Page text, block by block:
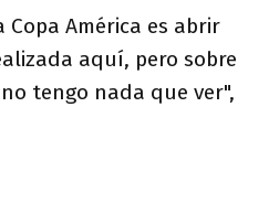
América es abrir
aquí, pero sobre
tengo nada que ver",